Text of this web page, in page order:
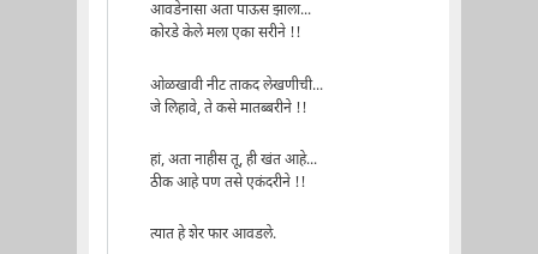
आवडेनासा अता पाऊस झाला...
कोरडे केले मला एका सरीने !!
ओळखावी नीट ताकद लेखणीची...
जे लिहावे, ते कसे मातब्बरीने !!
हां, अता नाहीस तू, ही खंत आहे...
ठीक आहे पण तसे एकंदरीने !!
त्यात हे शेर फार आवडले.